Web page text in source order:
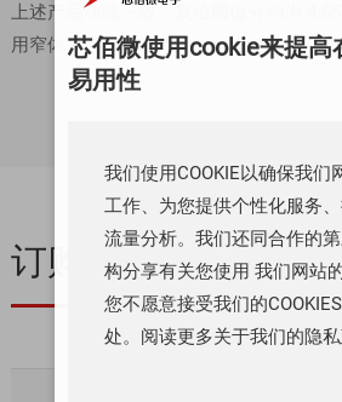
上述产品功能一致，复位阈值分别为
用窄体 8 脚 SOIC 封装。
订购与质量
芯佰微使用cookie来提高
易用性
我们使用COOKIE以确保我们
工作、为您提供个性化服务、
流量分析。我们还同合作的
构分享有关您使用 我们网站
您不愿意接受我们的
处。阅读更多关于我们的隐私